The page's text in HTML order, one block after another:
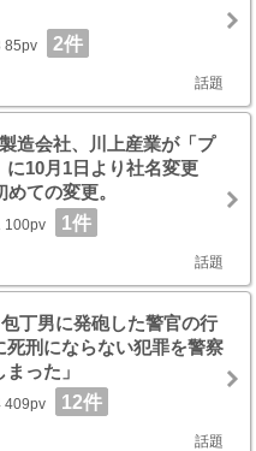
85pv 2件
話題
造会社、川上産業が「プ
に10月1日より社名変更
ての変更。
100pv 1件
話題
丁男に発砲した警官の行
死刑にならない犯罪を警察
った」
409pv 12件
話題